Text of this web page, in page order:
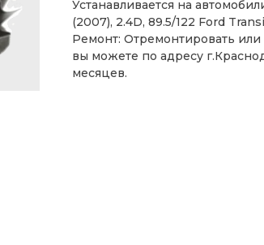
Устанавливается на
(2007), 2.4D, 89.5/122 Ford
Ремонт: Отремонтировать
вы можете по адресу
месяцев.